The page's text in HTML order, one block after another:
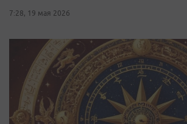
7:28, 19 мая 2026